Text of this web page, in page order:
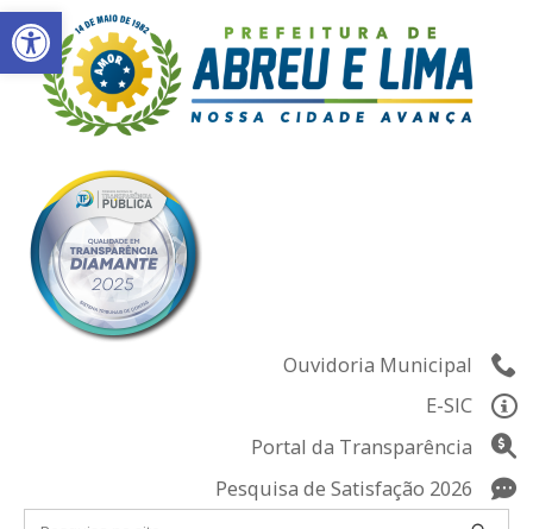
Abrir a barra de ferramentas
Skip
to
content
Ouvidoria Municipal
E-SIC
Portal da Transparência
Pesquisa de Satisfação 2026